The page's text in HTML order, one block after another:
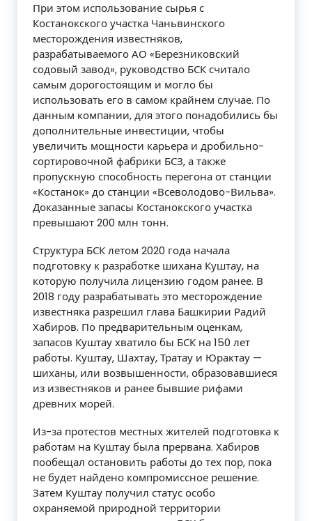
При этом использование сырья с
Костанокского участка Чаньвинского
месторождения известняков,
разрабатываемого АО «Березниковский
содовый завод», руководство БСК считало
самым дорогостоящим и могло бы
использовать его в самом крайнем случае. По
данным компании, для этого понадобились бы
дополнительные инвестиции, чтобы
увеличить мощности карьера и дробильно-
сортировочной фабрики БСЗ, а также
пропускную способность перегона от станции
«Костанок» до станции «Всеволодово-Вильва».
Доказанные запасы Костанокского участка
превышают 200 млн тонн.
Структура БСК летом 2020 года начала
подготовку к разработке шихана Куштау, на
которую получила лицензию годом ранее. В
2018 году разрабатывать это месторождение
известняка разрешил глава Башкирии Радий
Хабиров. По предварительным оценкам,
запасов Куштау хватило бы БСК на 150 лет
работы. Куштау, Шахтау, Тратау и Юрактау —
шиханы, или возвышенности, образовавшиеся
из известняков и ранее бывшие рифами
древних морей.
Из-за протестов местных жителей подготовка к
работам на Куштау была прервана. Хабиров
пообещал остановить работы до тех пор, пока
не будет найдено компромиссное решение.
Затем Куштау получил статус особо
охраняемой природной территории